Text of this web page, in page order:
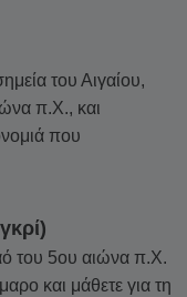
σε άλλη
καιρικών
Σε
επιστροφή
Οι τιμές
με την περίοδο.
του Αιγαίου,
π.Χ., και
που
του 5ου αιώνα π.Χ.
και μάθετε για τη